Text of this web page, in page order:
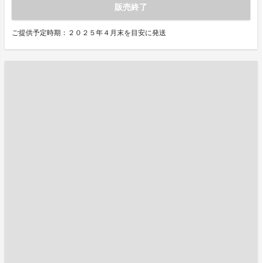
販売終了
ご提供予定時期：２０２５年４月末を目安に発送